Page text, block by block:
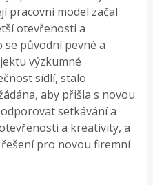
pracovní model začal
otevřenosti a
původní pevné a
výzkumné
sídlí, stalo
aby přišla s novou
setkávání a
a kreativity, a
pro novou firemní